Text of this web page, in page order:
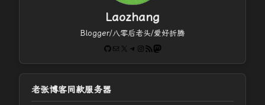
Laozhang
Blogger/八零后老头/爱好折腾
GitHub
电子邮件 X Telegram
Instagram
RSS FeedMastodon
老张博客同款服务器